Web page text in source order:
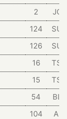
2
JCL
124
SUN
126
SUN
16
TSG
15
TSG
54
BLZ
104
AIS